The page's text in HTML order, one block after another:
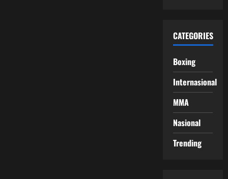
CATEGORIES
Boxing
Internasional
MMA
Nasional
Trending